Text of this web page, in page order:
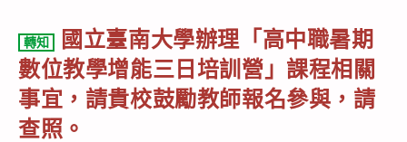
轉知
國立臺南大學辦理「高中職暑期
數位教學增能三日培訓營」課程相關
事宜，請貴校鼓勵教師報名參與，請
查照。